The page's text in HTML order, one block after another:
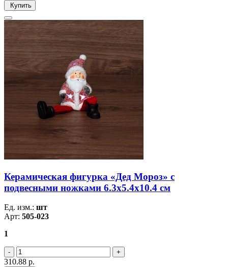
Купить
Керамическая фигурка «Дед Мороз» с
подвесными ножками 6.3х5.4х10.4 см
Ед. изм.: шт
Арт: 505-023
1
310.88 р.